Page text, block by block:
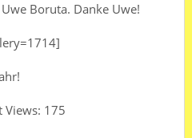
Boruta. Danke Uwe!
Views: 175